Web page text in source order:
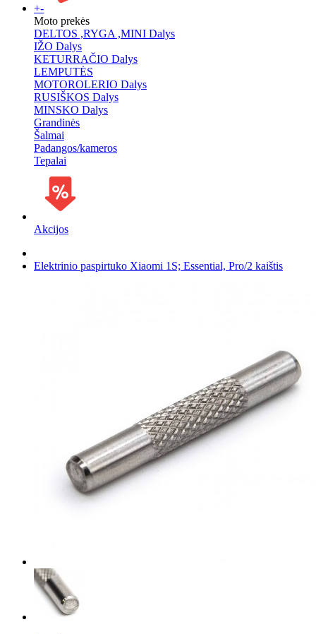
+-
Moto prekės
DELTOS ,RYGA ,MINI Dalys
IŽO Dalys
KETURRAČIO Dalys
LEMPUTĖS
MOTOROLERIO Dalys
RUSIŠKOS Dalys
MINSKO Dalys
Grandinės
Šalmai
Padangos/kameros
Tepalai
Akcijos
Elektrinio paspirtuko Xiaomi 1S; Essential, Pro/2 kaištis